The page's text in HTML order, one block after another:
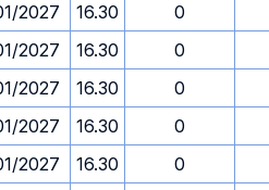
2027 16.30 0
2027 16.30 0
2027 16.30 0
2027 16.30 0
2027 16.30 0